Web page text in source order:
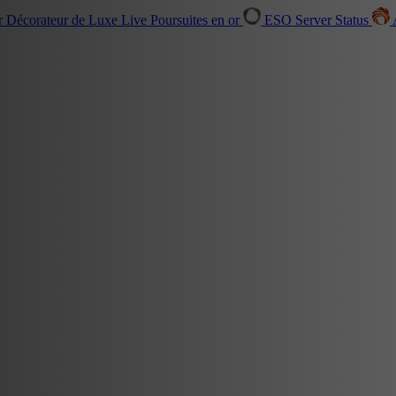
Décorateur de Luxe Live Poursuites en or ESO Server Status